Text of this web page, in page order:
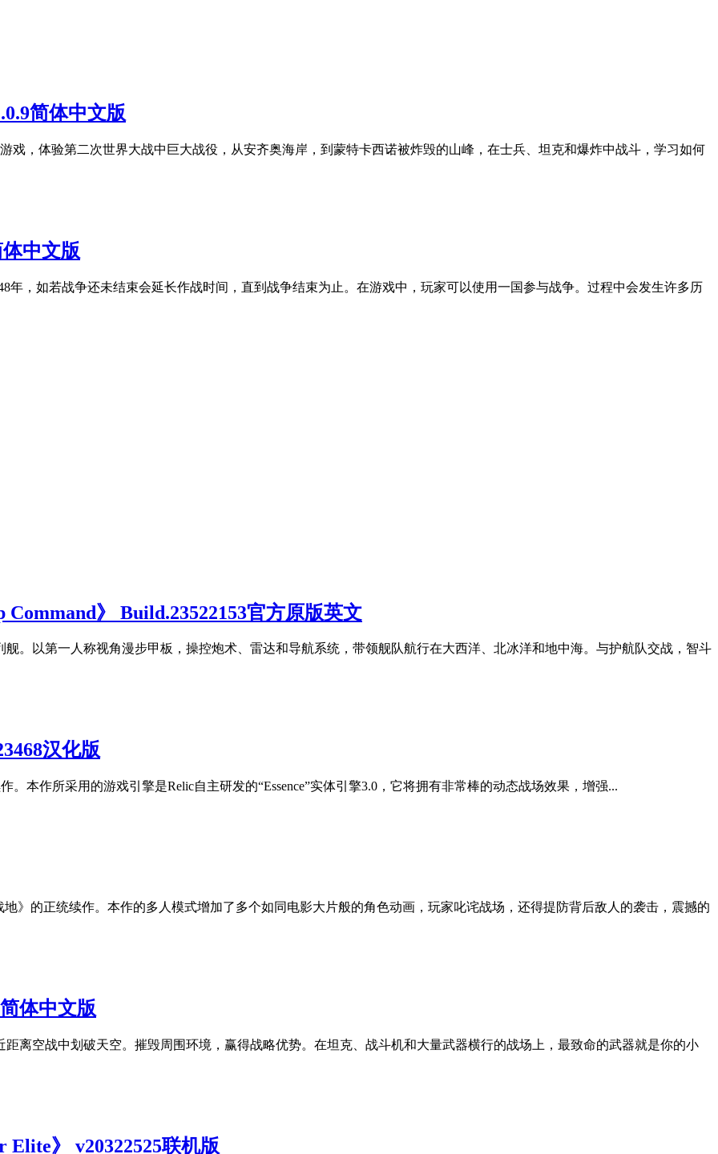
简体中文版
戏，体验第二次世界大战中巨大战役，从安齐奥海岸，到蒙特卡西诺被炸毁的山峰，在士兵、坦克和爆炸中战斗，学习如何
中文版
年，如若战争还未结束会延长作战时间，直到战争结束为止。在游戏中，玩家可以使用一国参与战争。过程中会发生许多历
》 Build.23522153官方原版英文
。以第一人称视角漫步甲板，操控炮术、雷达和导航系统，带领舰队航行在大西洋、北冰洋和地中海。与护航队交战，智斗
汉化版
本作所采用的游戏引擎是Relic自主研发的“Essence”实体引擎3.0，它将拥有非常棒的动态战场效果，增强...
》的正统续作。本作的多人模式增加了多个如同电影大片般的角色动画，玩家叱诧战场，还得提防背后敌人的袭击，震撼的
体中文版
离空战中划破天空。摧毁周围环境，赢得战略优势。在坦克、战斗机和大量武器横行的战场上，最致命的武器就是你的小
》 v20322525联机版